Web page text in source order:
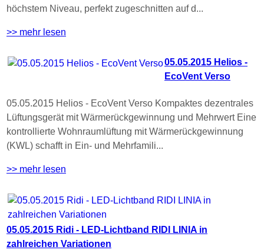
höchstem Niveau, perfekt zugeschnitten auf d...
>> mehr lesen
05.05.2015 Helios -
EcoVent Verso
05.05.2015 Helios - EcoVent Verso Kompaktes dezentrales
Lüftungsgerät mit Wärmerückgewinnung und Mehrwert Eine
kontrollierte Wohnraumlüftung mit Wärmerückgewinnung
(KWL) schafft in Ein- und Mehrfamili...
>> mehr lesen
05.05.2015 Ridi - LED-Lichtband RIDI LINIA in
zahlreichen Variationen